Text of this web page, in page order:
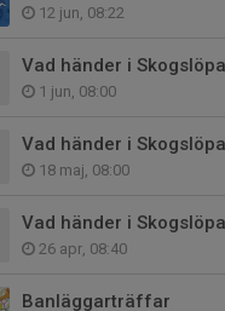
12 jun, 08:22
Vad händer i
1 jun, 08:00
Vad händer i
18 maj, 08:00
Vad händer i
26 apr, 08:40
Banläggarträffar